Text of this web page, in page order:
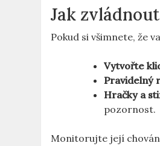
Jak
Pokud si všimnete, že
Vytvořte
Pravidelný
Hračky a
pozornost.
Monitorujte její